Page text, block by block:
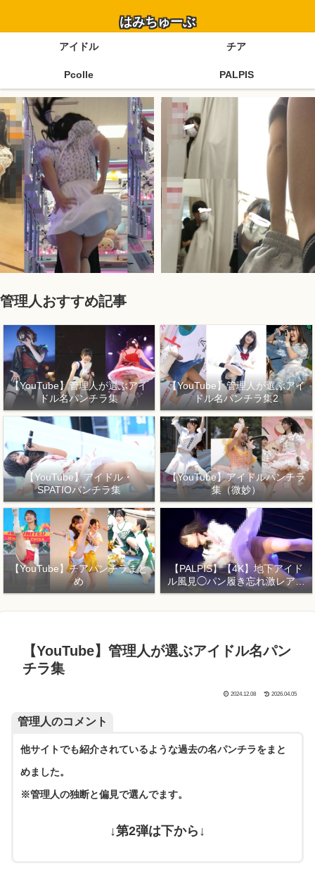
はみちゅーぶ
アイドル チア
Pcolle PALPIS
管理人おすすめ記事
【YouTube】管理人が選ぶアイ
ドル名パンチラ集
【YouTube】管理人が選ぶアイ
ドル名パンチラ集2
【YouTube】アイドル・
SPATIOパンチラ集
【YouTube】アイドルパンチラ
集（微妙）
【YouTube】チアパンチラまと
め
【PALPIS】【4K】地下アイド
ル風見◯パン履き忘れ激レア映
像3！
【YouTube】管理人が選ぶアイドル名パン
チラ集
2024.12.08 2026.04.05
管理人のコメント
他サイトでも紹介されているような過去の名パンチラをまと
めました。
※管理人の独断と偏見で選んでます。
↓第2弾は下から↓